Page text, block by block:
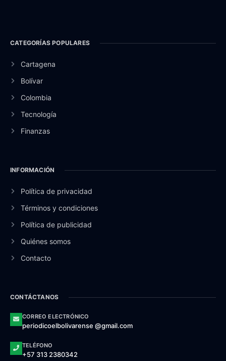
CATEGORÍAS POPULARES
Cartagena
Bolívar
Colombia
Tecnología
Finanzas
INFORMACIÓN
Política de privacidad
Términos y condiciones
Política de publicidad
Quiénes somos
Contacto
CONTÁCTANOS
CORREO ELECTRÓNICO
periodicoelbolivarense @gmail.com
TELÉFONO
+57 313 2380342